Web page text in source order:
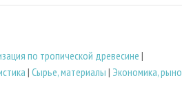
по тропической древесине |
| Сырье, материалы | Экономика,